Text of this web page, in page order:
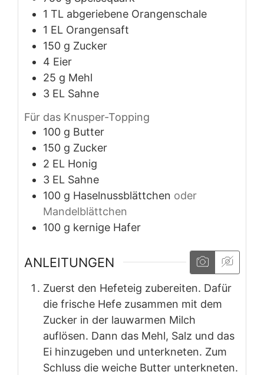
1 TL abgeriebene Orangenschale
1 EL Orangensaft
150 g Zucker
4 Eier
25 g Mehl
3 EL Sahne
Für das Knusper-Topping
100 g Butter
150 g Zucker
2 EL Honig
3 EL Sahne
100 g Haselnussblättchen oder
Mandelblättchen
100 g kernige Hafer
ANLEITUNGEN
Zuerst den Hefeteig zubereiten. Dafür
die frische Hefe zusammen mit dem
Zucker in der lauwarmen Milch
auflösen. Dann das Mehl, Salz und das
Ei hinzugeben und unterkneten. Zum
Schluss die weiche Butter unterkneten.